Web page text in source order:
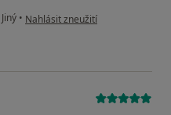
Jiný • podle názoru uživatele Katka M.
Nahlásit zneužití